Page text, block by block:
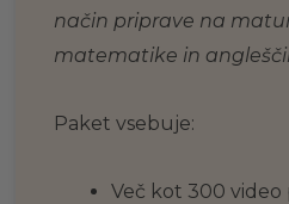
način priprave na
matematike in
Paket vsebuje:
Več kot 300 video